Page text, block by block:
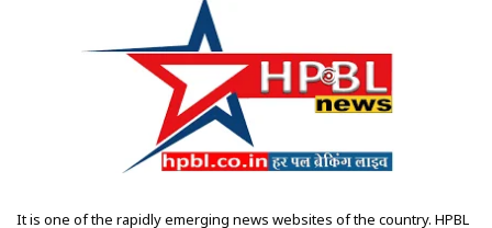
It is one of the rapidly emerging news websites of the country. HPBL